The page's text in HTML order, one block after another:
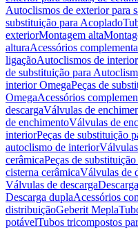
Autoclismos de exterior para
substituição para Acoplado
exteriorMontagem alta
alturaAcessórios
ligaçãoAutoclismos de interior
de substituição para
interior OmegaPeças de
OmegaAcessórios
descargaVálvulas de
de enchimentoVálvulas de
interiorPeças de substituição
autoclismo de interior
cerâmicaPeças de
cisterna cerâmicaVálvulas de
Válvulas de descarga
Descarga duplaAcessórios
distribuiçãoGeberit Mepla
potávelTubos tricompostos